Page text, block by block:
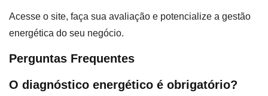
Acesse o site, faça sua avaliação e potencialize a gestão
energética do seu negócio.
Perguntas Frequentes
O diagnóstico energético é obrigatório?